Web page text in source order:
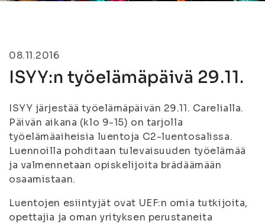
08.11.2016
ISYY:n työelämäpäivä 29.11.
ISYY järjestää työelämäpäivän 29.11. Carelialla.
Päivän aikana (klo 9-15) on tarjolla
työelämäaiheisia luentoja C2-luentosalissa.
Luennoilla pohditaan tulevaisuuden työelämää
ja valmennetaan opiskelijoita brädäämään
osaamistaan.
Luentojen esiintyjät ovat UEF:n omia tutkijoita,
opettajia ja oman yrityksen perustaneita